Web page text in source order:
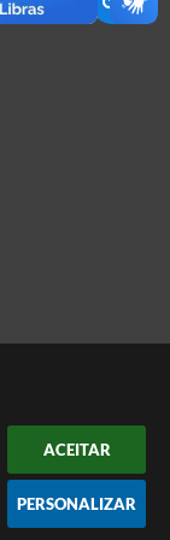
ACEITAR
PERSONALIZAR